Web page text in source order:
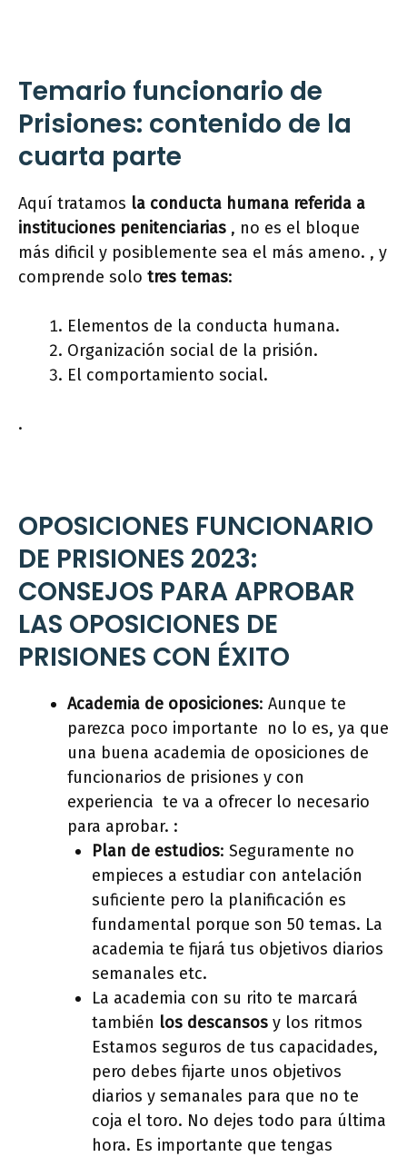
Temario funcionario de
Prisiones: contenido de la
cuarta parte
Aquí tratamos la conducta humana referida a
instituciones penitenciarias , no es el bloque
más dificil y posiblemente sea el más ameno. , y
comprende solo tres temas:
Elementos de la conducta humana.
Organización social de la prisión.
El comportamiento social.
.
OPOSICIONES FUNCIONARIO
DE PRISIONES 2023:
CONSEJOS PARA APROBAR
LAS OPOSICIONES DE
PRISIONES CON ÉXITO
Academia de oposiciones: Aunque te
parezca poco importante no lo es, ya que
una buena academia de oposiciones de
funcionarios de prisiones y con
experiencia te va a ofrecer lo necesario
para aprobar. :
Plan de estudios: Seguramente no
empieces a estudiar con antelación
suficiente pero la planificación es
fundamental porque son 50 temas. La
academia te fijará tus objetivos diarios
semanales etc.
La academia con su rito te marcará
también los descansos y los ritmos
Estamos seguros de tus capacidades,
pero debes fijarte unos objetivos
diarios y semanales para que no te
coja el toro. No dejes todo para última
hora. Es importante que tengas